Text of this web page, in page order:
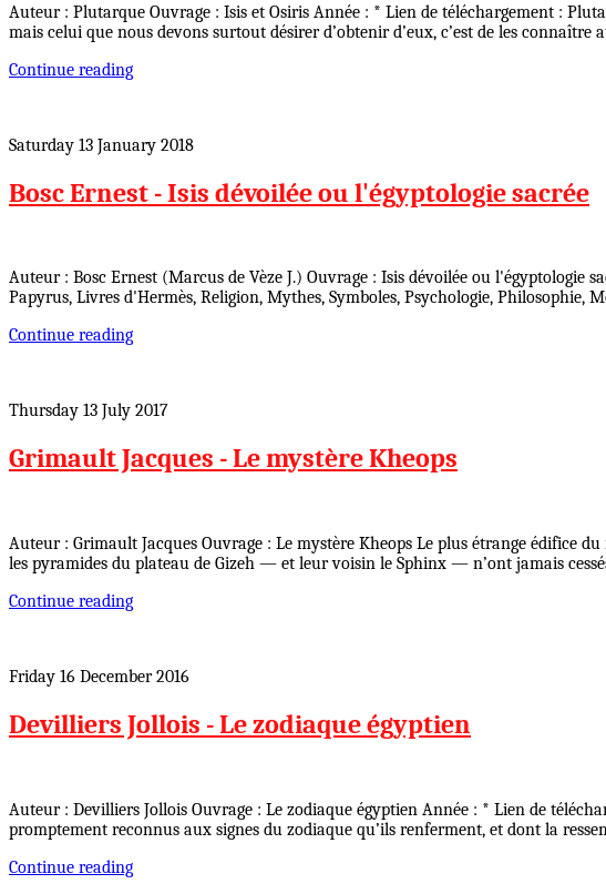
Auteur : Plutarque Ouvrage : Isis et Osiris Année : * Lien de téléchargement :
mais celui que nous devons surtout désirer d’obtenir d’eux, c’est de les
Continue reading
Saturday 13 January 2018
Bosc Ernest - Isis dévoilée ou l'égyptologie sacrée
Auteur : Bosc Ernest (Marcus de Vèze J.) Ouvrage : Isis dévoilée ou l'égyptologie
Papyrus, Livres d'Hermès, Religion, Mythes, Symboles, Psychologie, Philosophie,
Continue reading
Thursday 13 July 2017
Grimault Jacques - Le mystère Kheops
Auteur : Grimault Jacques Ouvrage : Le mystère Kheops Le plus étrange édifice
les pyramides du plateau de Gizeh — et leur voisin le Sphinx — n’ont jamais
Continue reading
Friday 16 December 2016
Devilliers Jollois - Le zodiaque égyptien
Auteur : Devilliers Jollois Ouvrage : Le zodiaque égyptien Année : * Lien de
promptement reconnus aux signes du zodiaque qu’ils renferment, et dont la
Continue reading